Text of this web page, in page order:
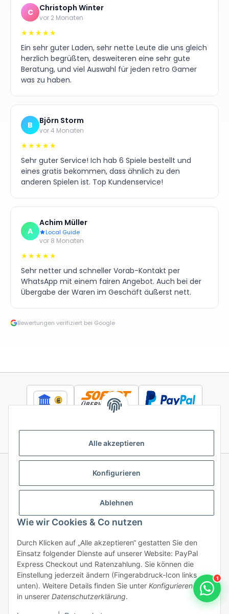
Alle akzeptieren
Konfigurieren
Ablehnen
Wie wir Cookies & Co nutzen
Durch Klicken auf „Alle akzeptieren“ gestatten Sie den
Einsatz folgender Dienste auf unserer Website: PayPal
Express Checkout und Ratenzahlung. Sie können die
Einstellung jederzeit ändern (Fingerabdruck-Icon links
unten). Weitere Details finden Sie unter Konfigurierenund
in unserer Datenschutzerklärung.
1
C Christoph Winter
vor 2 Monaten
★★★★★
Ein sehr guter Laden, sehr nette Leute die uns gleich
herzlich begrüßten, desweiteren eine sehr gute
Beratung, und viel Auswahl für jeden retro Gamer
was zu haben.
B Björn Storm
vor 4 Monaten
★★★★★
Sehr guter Service! Ich hab 6 Spiele bestellt und
eines gratis bekommen, dass ähnlich zu den
anderen Spielen ist. Top Kundenservice!
A
Achim Müller
Local Guide
vor 8 Monaten
★★★★★
Sehr netter und schneller Vorab-Kontakt per
WhatsApp mit einem fairen Angebot. Auch bei der
Übergabe der Waren im Geschäft äußerst nett.
Bewertungen verifiziert bei Google
Informationen
Gesetzliche Informationen
Vertrag widerrufen